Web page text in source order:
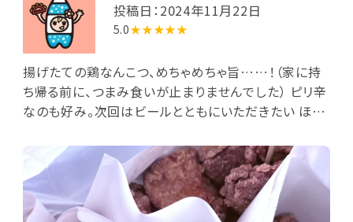
投稿日：2024年11月22日
5.0★★★★★
揚げたての鶏なんこつ、めちゃめちゃ旨……！（家に持
ち帰る前に、つまみ食いが止まりませんでした） ピリ辛
なのも好み。次回はビールとともにいただきたい ほか
がたってから食べましたが、サクサクのままで、とても
美味しかったようです。